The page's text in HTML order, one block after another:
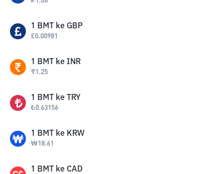
1 BMT ke GBP
£0.00981
1 BMT ke INR
₹1.25
1 BMT ke TRY
₺0.63156
1 BMT ke KRW
₩18.61
1 BMT ke CAD